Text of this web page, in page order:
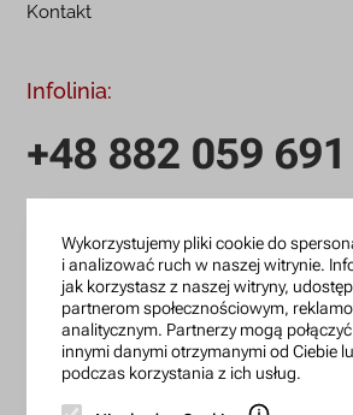
Kontakt
Infolinia:
+48 882 059 691
zamowienia@lanotti.com
Pisząc w sprawie swojego zamówienia
wiadomości numer, który otrzymałeś w
Konto bankowe:
Wykorzystujemy pliki cookie do
i analizować ruch w naszej witrynie.
jak korzystasz z naszej witryny,
partnerom społecznościowym,
analitycznym. Partnerzy mogą
innymi danymi otrzymanymi od Ciebie
podczas korzystania z ich usług.